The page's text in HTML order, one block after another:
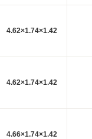
4.62×1.74×1.42
4.62×1.74×1.42
4.66×1.74×1.42